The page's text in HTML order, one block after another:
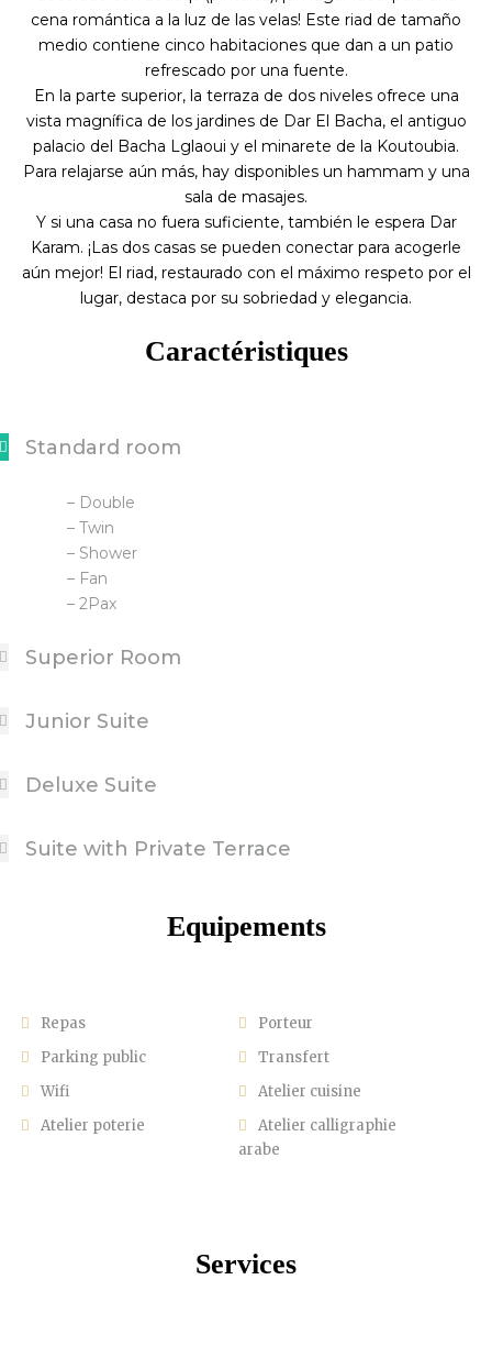
cena romántica a la luz de las velas! Este riad de tamaño
medio contiene cinco habitaciones que dan a un patio
refrescado por una fuente.
En la parte superior, la terraza de dos niveles ofrece una
vista magnífica de los jardines de Dar El Bacha, el antiguo
palacio del Bacha Lglaoui y el minarete de la Koutoubia.
Para relajarse aún más, hay disponibles un hammam y una
sala de masajes.
Y si una casa no fuera suficiente, también le espera Dar
Karam. ¡Las dos casas se pueden conectar para acogerle
aún mejor! El riad, restaurado con el máximo respeto por el
lugar, destaca por su sobriedad y elegancia.
Caractéristiques
Standard room
– Double
– Twin
– Shower
– Fan
– 2Pax
Superior Room
Junior Suite
Deluxe Suite
Suite with Private Terrace
Equipements
Repas
Porteur
Parking public
Transfert
Wifi
Atelier cuisine
Atelier poterie
Atelier calligraphie
arabe
Services